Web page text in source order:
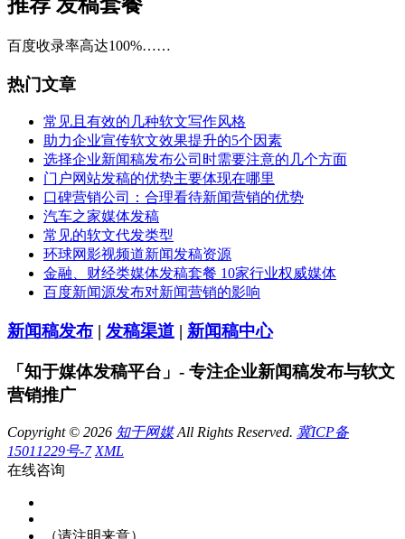
百度收录率高达100%……
热门文章
常见且有效的几种软文写作风格
助力企业宣传软文效果提升的5个因素
选择企业新闻稿发布公司时需要注意的几个方面
门户网站发稿的优势主要体现在哪里
口碑营销公司：合理看待新闻营销的优势
汽车之家媒体发稿
常见的软文代发类型
环球网影视频道新闻发稿资源
金融、财经类媒体发稿套餐 10家行业权威媒体
百度新闻源发布对新闻营销的影响
新闻稿发布 | 发稿渠道 | 新闻稿中心
「知于媒体发稿平台」- 专注企业新闻稿发布与软文
营销推广
Copyright © 2026 知于网媒All Rights Reserved. 冀ICP备
15011229号-7 XML
在线咨询